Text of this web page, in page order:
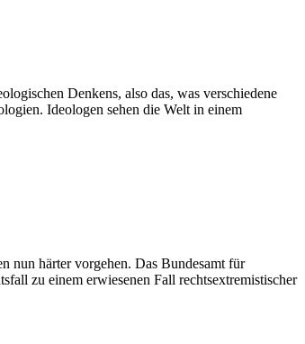
Denkens, also das, was verschiedene
Ideologen sehen die Welt in einem
nun härter vorgehen. Das Bundesamt für
zu einem erwiesenen Fall rechtsextremistischer